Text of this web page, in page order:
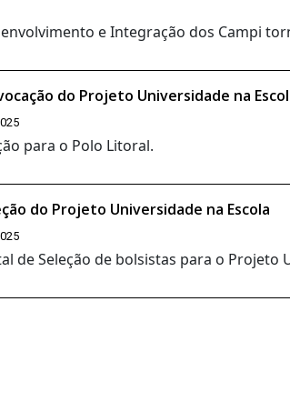
e Integração dos Campi
do Projeto Universidade na
para o Polo Litoral.
do Projeto Universidade na Escola
de Seleção de bolsistas para o Projeto